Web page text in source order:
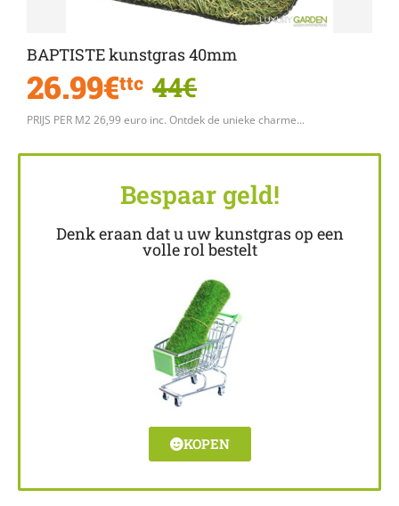
BAPTISTE kunstgras 40mm
26.99€ttc 44€
PRIJS PER M2 26,99 euro inc. Ontdek de unieke charme...
Bespaar geld!
Denk eraan dat u uw kunstgras op een
volle rol bestelt
KOPEN